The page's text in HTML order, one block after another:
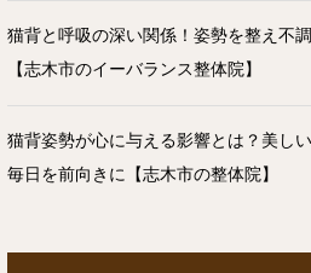
猫背と呼吸の深い関係！姿勢を整え不
【志木市のイーバランス整体院】
猫背姿勢が心に与える影響とは？美し
毎日を前向きに【志木市の整体院】